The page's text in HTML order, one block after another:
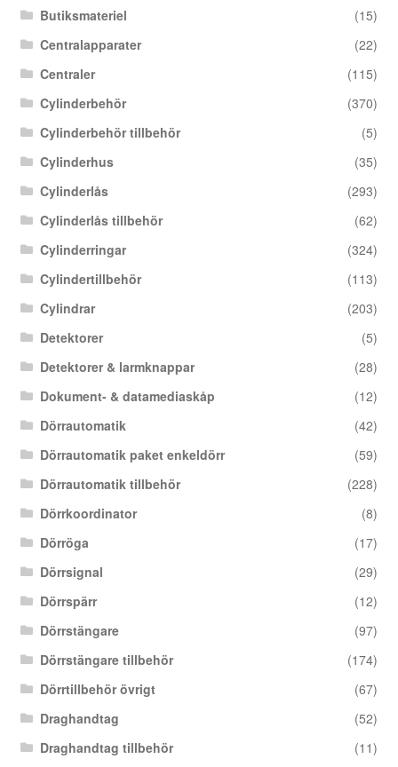
Butiksmateriel
(15)
Centralapparater
(22)
Centraler
(115)
Cylinderbehör
(370)
Cylinderbehör tillbehör
(5)
Cylinderhus
(35)
Cylinderlås
(293)
Cylinderlås tillbehör
(62)
Cylinderringar
(324)
Cylindertillbehör
(113)
Cylindrar
(203)
Detektorer
(5)
Detektorer & larmknappar
(28)
Dokument- & datamediaskåp
(12)
Dörrautomatik
(42)
Dörrautomatik paket enkeldörr
(59)
Dörrautomatik tillbehör
(228)
Dörrkoordinator
(8)
Dörröga
(17)
Dörrsignal
(29)
Dörrspärr
(12)
Dörrstängare
(97)
Dörrstängare tillbehör
(174)
Dörrtillbehör övrigt
(67)
Draghandtag
(52)
Draghandtag tillbehör
(11)